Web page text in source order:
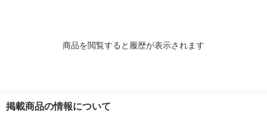
商品を閲覧すると履歴が表示されます
掲載商品の情報について